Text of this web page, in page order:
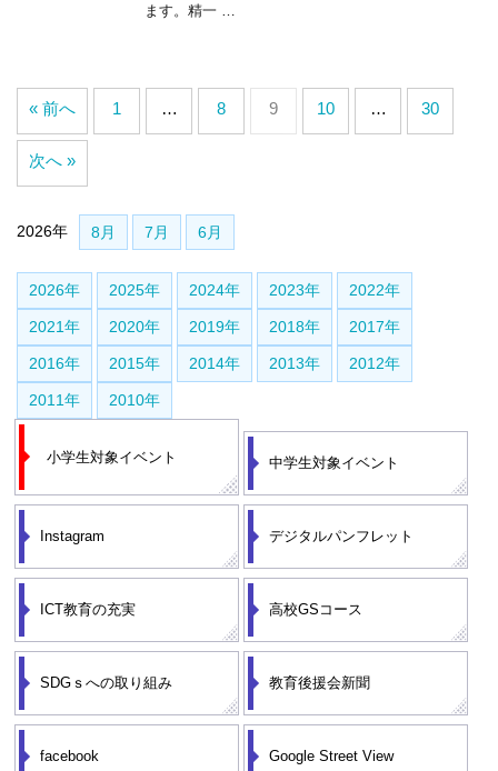
ます。精一 …
« 前へ 1 … 8 9 10 … 30
次へ »
2026年 8月 7月 6月
2026年 2025年 2024年 2023年 2022年
2021年 2020年 2019年 2018年 2017年
2016年 2015年 2014年 2013年 2012年
2011年 2010年
小学生対象イベント 中学生対象イベント
Instagram デジタルパンフレット
ICT教育の充実 高校GSコース
SDGｓへの取り組み 教育後援会新聞
facebook Google Street View